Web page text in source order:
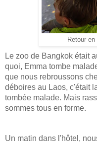
Retour
Le zoo de Bangkok était
quoi, Emma tombe
que nous rebroussons
déboires au Laos, c'était
tombée malade. Mais
sommes tous en forme.
Un matin dans l'hôtel,